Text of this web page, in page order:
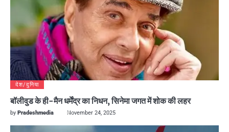
देश/दुनिया
बॉलीवुड के ही-मैन धर्मेंद्र का निधन, सिनेमा जगत में शोक की लहर
by Pradeshmedia November 24, 2025